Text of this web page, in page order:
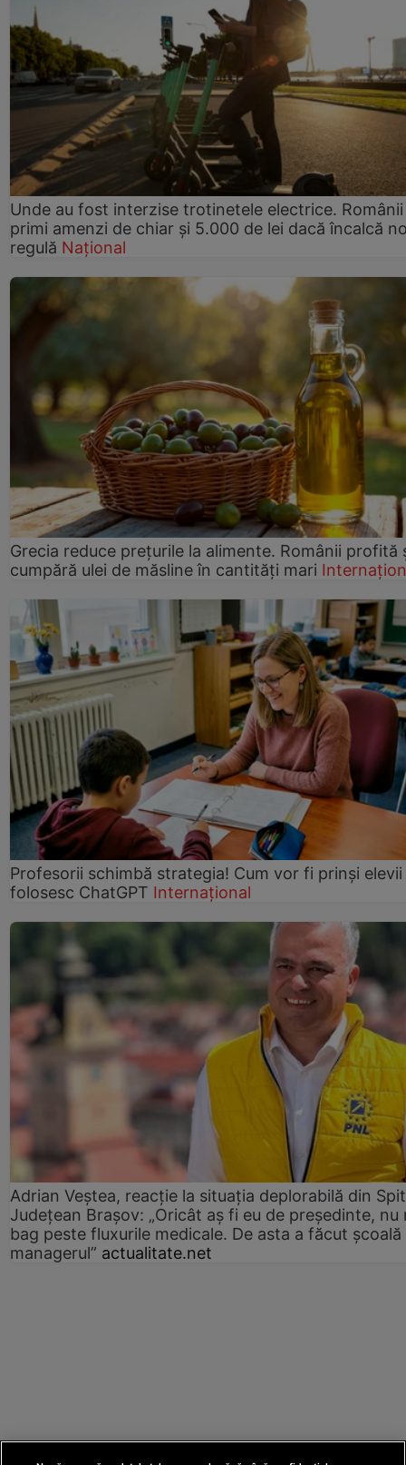
Unde au fost interzise trotinetele electrice.
primi amenzi de chiar și 5.000 de lei dacă încalcă
regulă Național
Grecia reduce prețurile la alimente. Românii profită
cumpără ulei de măsline în cantități mari
Profesorii schimbă strategia! Cum vor fi prinși elevii
folosesc ChatGPT Internațional
Adrian Veștea, reacție la situația deplorabilă din
Județean Brașov: „Oricât aș fi eu de președinte, nu
bag peste fluxurile medicale. De asta a făcut școală
managerul” actualitate.net